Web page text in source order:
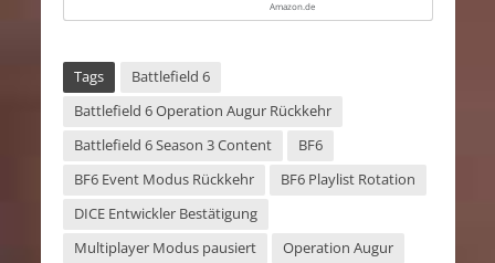
Amazon.de
Tags
Battlefield 6
Battlefield 6 Operation Augur Rückkehr
Battlefield 6 Season 3 Content
BF6
BF6 Event Modus Rückkehr
BF6 Playlist Rotation
DICE Entwickler Bestätigung
Multiplayer Modus pausiert
Operation Augur